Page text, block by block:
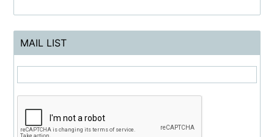
MAIL LIST